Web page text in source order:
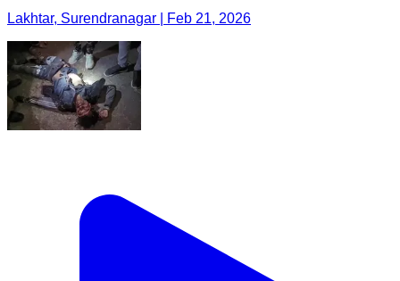
Lakhtar, Surendranagar | Feb 21, 2026